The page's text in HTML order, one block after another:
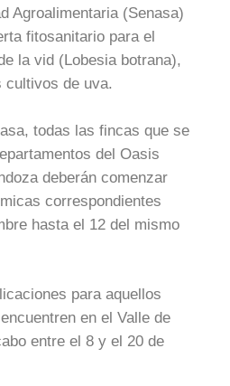
Agroalimentaria (Senasa)
fitosanitario para el
la vid (Lobesia botrana),
cultivos de uva.
todas las fincas que se
del Oasis
deberán comenzar
correspondientes
hasta el 12 del mismo
para aquellos
en el Valle de
entre el 8 y el 20 de